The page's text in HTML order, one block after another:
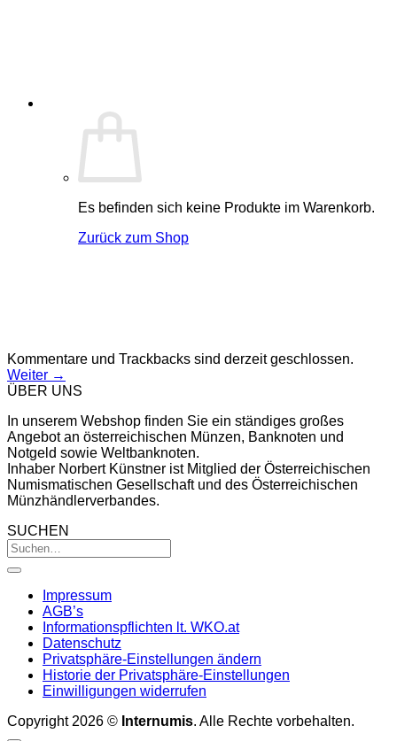
Es befinden sich keine Produkte im Warenkorb.
Zurück zum Shop
Kommentare und Trackbacks sind derzeit geschlossen.
Weiter →
ÜBER UNS
In unserem Webshop finden Sie ein ständiges großes
Angebot an österreichischen Münzen, Banknoten und
Notgeld sowie Weltbanknoten.
Inhaber Norbert Künstner ist Mitglied der Österreichischen
Numismatischen Gesellschaft und des Österreichischen
Münzhändlerverbandes.
SUCHEN
Impressum
AGB’s
Informationspflichten lt. WKO.at
Datenschutz
Privatsphäre-Einstellungen ändern
Historie der Privatsphäre-Einstellungen
Einwilligungen widerrufen
Copyright 2026 © Internumis. Alle Rechte vorbehalten.